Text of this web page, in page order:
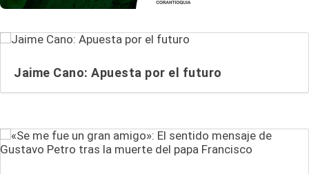
Jaime Cano: Apuesta por el futuro